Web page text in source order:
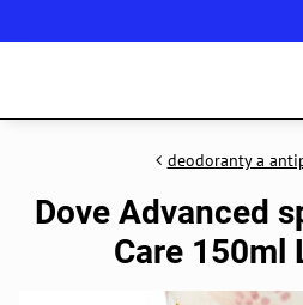
deodoranty a
Dove Advanced
Care 150ml